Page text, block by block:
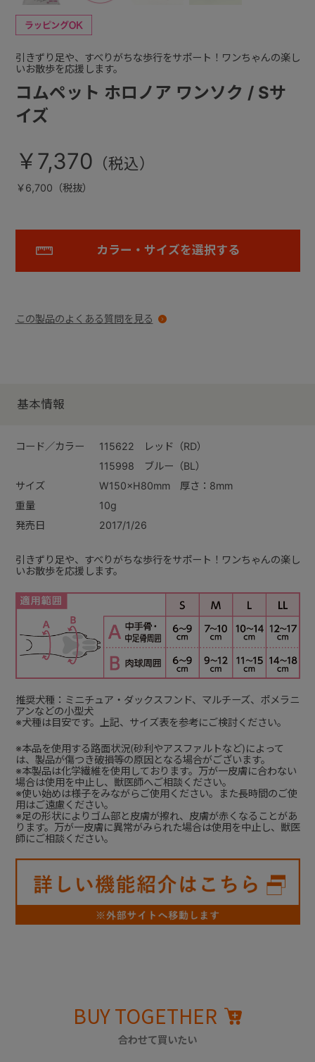
コムペット ホロノア ワンソク / Sサ
イズ
引きずり足や、すべりがちな歩行をサポート！ワンちゃんの楽し
いお散歩を応援します。
￥7,370
￥6,700（税抜）
カラー・サイズを選択する
この製品のよくある質問を見る
基本情報
コード／カラー
115622 レッド（RD）
115998 ブルー（BL）
サイズ
W150×H80mm 厚さ：8mm
重量
10g
発売日
2017/1/26
引きずり足や、すべりがちな歩行をサポート！ワンちゃんの楽し
いお散歩を応援します。
推奨犬種：ミニチュア・ダックスフンド、マルチーズ、ポメラニ
アンなどの小型犬
※犬種は目安です。上記、サイズ表を参考にご検討ください。
※本品を使用する路面状況(砂利やアスファルトなど)によって
は、製品が傷つき破損等の原因となる場合がございます。
※本製品は化学繊維を使用しております。万が一皮膚に合わない
場合は使用を中止し、獣医師へご相談ください。
※使い始めは様子をみながらご使用ください。また長時間のご使
用はご遠慮ください。
※足の形状によりゴム部と皮膚が擦れ、皮膚が赤くなることがあ
ります。万が一皮膚に異常がみられた場合は使用を中止し、獣医
師にご相談ください。
BUY TOGETHER
合わせて買いたい